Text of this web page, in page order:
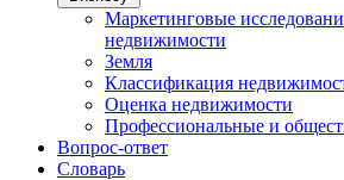
Маркетинговые
недвижимости
Земля
Классификация
Оценка недвижимости
Профессиональные и
Вопрос-ответ
Словарь